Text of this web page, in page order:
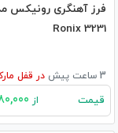
Ronix 3231
3 ساعت پیش در قفل
قیمت از